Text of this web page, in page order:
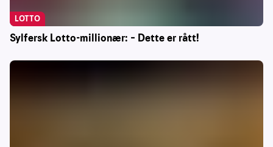
Sylfersk Lotto-millionær: – Dette er rått!
LOTTO